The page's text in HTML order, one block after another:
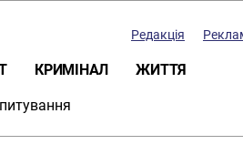
Редакція
КРИМІНАЛ ЖИТТЯ